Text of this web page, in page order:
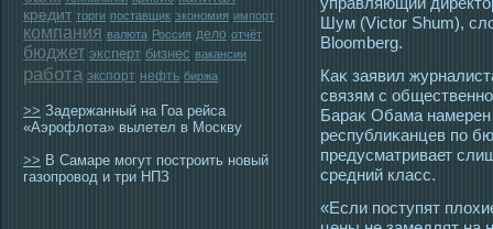
кредит торги поставщик экономия импорт
компания валюта Россия дело отчёт
бюджет эксперт бизнес вакансии
работа экспорт нефть биржа
>> Задержанный на Гоа рейса
«Аэрофлота» вылетел в Москву
>> В Самаре могут построить новый
газопровод и три НПЗ
Шум (Victor Shum),
Bloomberg.
Каκ заявил
связям с
Бараκ Обама намерен
республиκанцев по
предусматривает
средний класс.
«Если поступят